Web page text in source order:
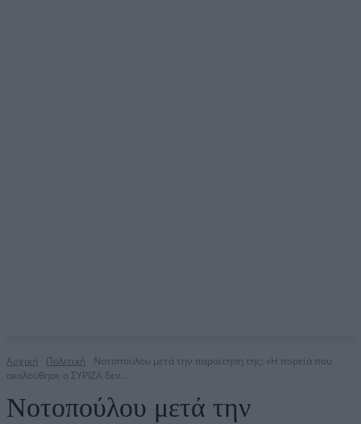
Αρχική Πολιτική
Νοτοπούλου μετά την παραίτηση της: «Η πορεία που
ακολούθησε ο ΣΥΡΙΖΑ δεν...
Νοτοπούλου μετά την